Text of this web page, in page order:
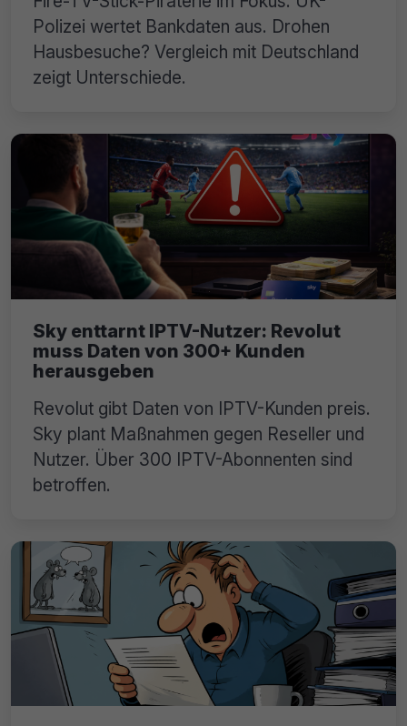
Polizei wertet Bankdaten aus. Drohen
Hausbesuche? Vergleich mit Deutschland
zeigt Unterschiede.
Sky enttarnt IPTV-Nutzer: Revolut
muss Daten von 300+ Kunden
herausgeben
Revolut gibt Daten von IPTV-Kunden preis.
Sky plant Maßnahmen gegen Reseller und
Nutzer. Über 300 IPTV-Abonnenten sind
betroffen.